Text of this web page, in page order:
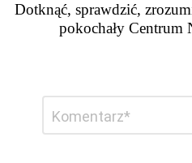
Dotknąć, sprawdzić,
pokochały
komentarz